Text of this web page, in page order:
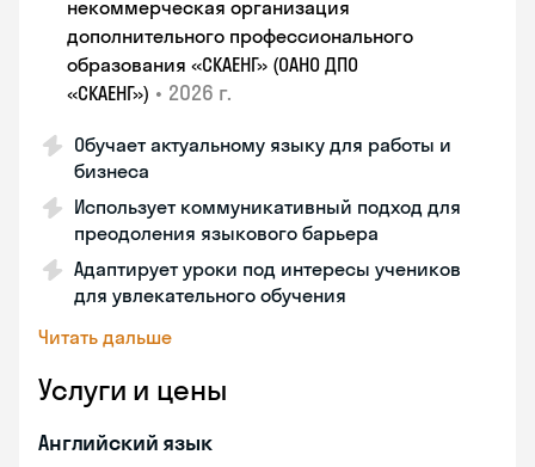
некоммерческая организация
дополнительного профессионального
образования «СКАЕНГ» (ОАНО ДПО
«СКАЕНГ») • 2026 г.
Обучает актуальному языку для работы и
бизнеса
Использует коммуникативный подход для
преодоления языкового барьера
Адаптирует уроки под интересы учеников
для увлекательного обучения
Читать дальше
Услуги и цены
Английский язык